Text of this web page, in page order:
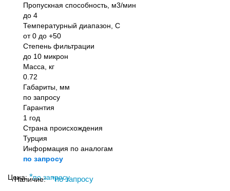
Пропускная способность, м3/мин
до 4
Температурный диапазон, С
от 0 до +50
Степень фильтрации
до 10 микрон
Масса, кг
0.72
Габариты, мм
по запросу
Гарантия
1 год
Страна происхождения
Турция
Информация по аналогам
по запросу
Цена: *по запросу
Наличие: *по запросу